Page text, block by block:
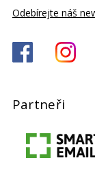
Odebírejte náš
Partneři